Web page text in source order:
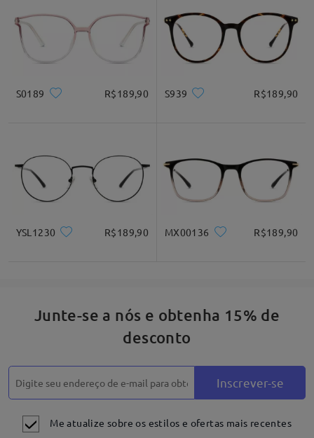
S0189 R$189,90 S939 R$189,90
YSL1230 R$189,90 MX00136 R$189,90
Junte-se a nós e obtenha 15% de
desconto
Inscrever-se
Me atualize sobre os estilos e ofertas mais recentes